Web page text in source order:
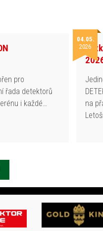
pro
řada detektorů
i každé…
04.05.
2026
na